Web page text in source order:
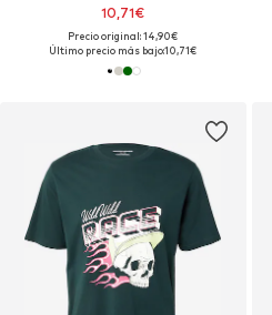
10,71€
Precio original: 14,90€
Último precio más bajo:10,71€